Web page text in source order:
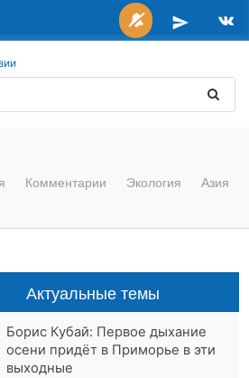
Комментарии Экология Азия
Актуальные темы
Борис Кубай: Первое дыхание
осени придёт в Приморье в эти
выходные